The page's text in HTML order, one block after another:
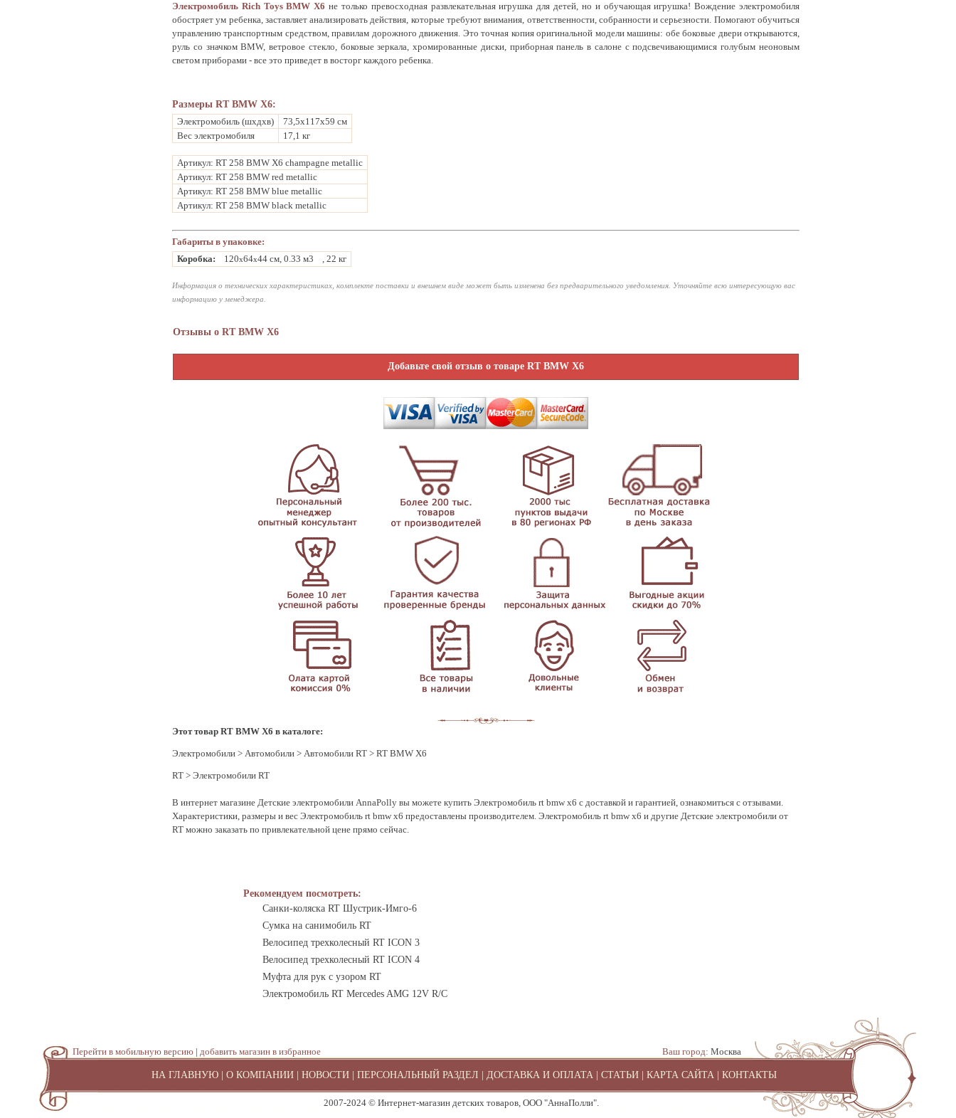
Электромобиль Rich Toys BMW X6не только превосходная развлекательная игрушка для детей, но и обучающая игрушка! Вождение электромобиля
обостряет ум ребенка, заставляет анализировать действия, которые требуют внимания, ответственности, собранности и серьезности. Помогают обучиться
управлению транспортным средством, правилам дорожного движения. Это точная копия оригинальной модели машины: обе боковые двери открываются,
руль со значком BMW, ветровое стекло, боковые зеркала, хромированные диски, приборная панель в салоне с подсвечивающимися голубым неоновым
светом приборами - все это приведет в восторг каждого ребенка.
Размеры RT BMW X6:
Электромобиль (шхдхв)
73,5х117x59 см
Вес электромобиля
17,1 кг
Артикул: RT 258 BMW X6 champagne metallic
Артикул: RT 258 BMW red metallic
Артикул: RT 258 BMW blue metallic
Артикул: RT 258 BMW black metallic
Габариты в упаковке:
Коробка:
120x64x44 см, 0.33 м3 , 22 кг
Информация о технических характеристиках, комплекте поставки и внешнем виде может быть изменена без предварительного уведомления. Уточняйте всю интересующую вас
информацию у менеджера.
Отзывы о RT BMW X6
Добавьте свой отзыв о товаре RT BMW X6
Этот товар RT BMW X6 в каталоге:
Электромобили > Автомобили > Автомобили RT > RT BMW X6
RT > Электромобили RT
В интернет магазине Детские электромобили AnnaPolly вы можете купить Электромобиль rt bmw x6 с доставкой и гарантией, ознакомиться с отзывами.
Характеристики, размеры и вес Электромобиль rt bmw x6 предоставлены производителем. Электромобиль rt bmw x6 и другие Детские электромобили от
RT можно заказать по привлекательной цене прямо сейчас.
Рекомендуем посмотреть:
Санки-коляска RT Шустрик-Имго-6
Сумка на санимобиль RT
Велосипед трехколесный RT ICON 3
Велосипед трехколесный RT ICON 4
Муфта для рук с узором RT
Электромобиль RT Mercedes AMG 12V R/C
Перейти в мобильную версию | добавить магазин в избранное Ваш город: Москва
НА ГЛАВНУЮ| О КОМПАНИИ| НОВОСТИ| ПЕРСОНАЛЬНЫЙ РАЗДЕЛ ДОСТАВКА И ОПЛАТА| СТАТЬИ| КАРТА САЙТА| КОНТАКТЫ
2007-2024 © Интернет-магазин детских товаров, ООО "АннаПолли".